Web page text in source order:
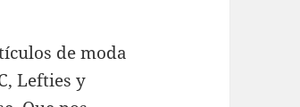
de moda
Lefties y